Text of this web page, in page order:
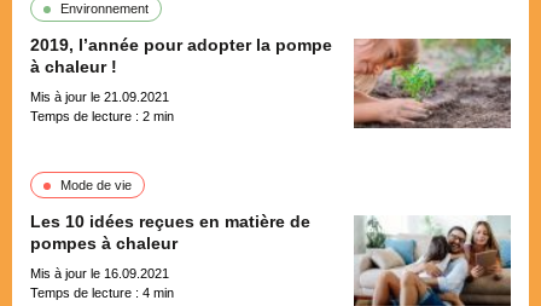
Environnement
2019, l’année pour adopter la pompe
à chaleur !
Mis à jour le 21.09.2021
Temps de lecture : 2 min
Mode de vie
Les 10 idées reçues en matière de
pompes à chaleur
Mis à jour le 16.09.2021
Temps de lecture : 4 min